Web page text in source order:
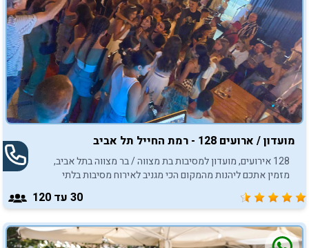
מועדון / ארועים 128 - רמת החייל תל אביב
128 אירועים, מועדון למסיבות בת מצווה / בר מצווה בתל אביב,
מזמין אתכם ליהנות מהמקום הכי מגניב לאירוח מסיבות בלתי
נשכחות.
30 עד 120